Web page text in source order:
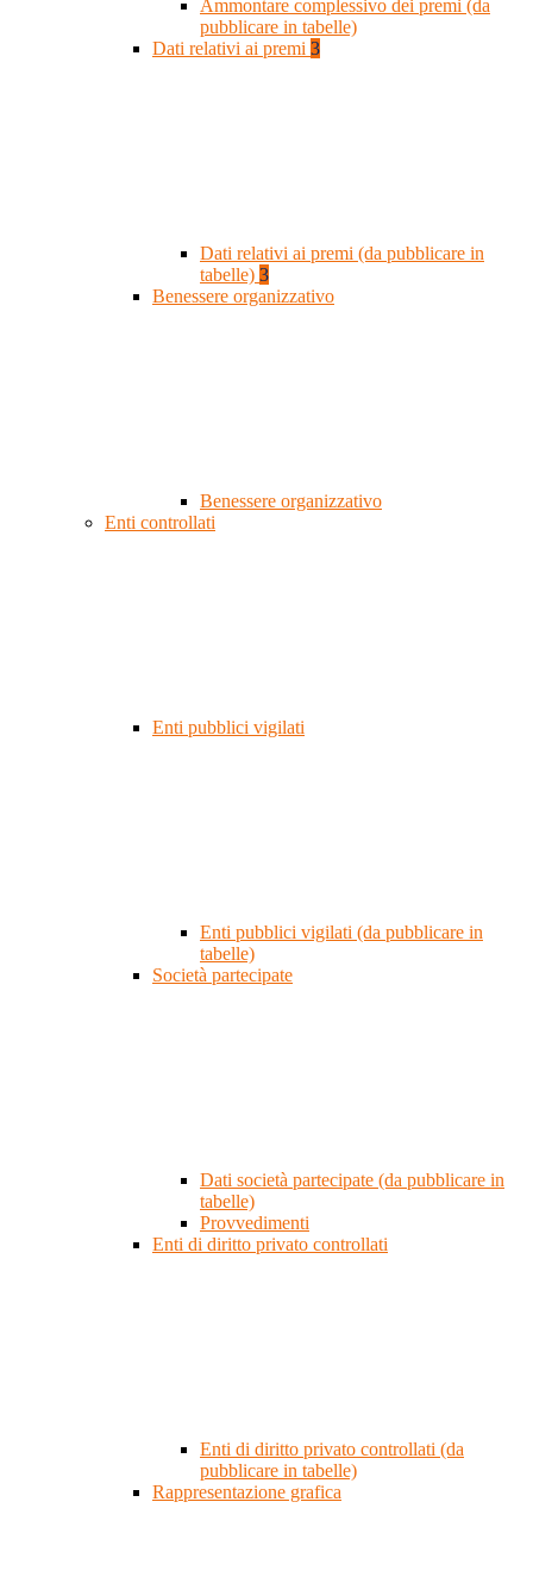
Ammontare complessivo dei premi (da
pubblicare in tabelle)
Dati relativi ai premi 3
Dati relativi ai premi (da pubblicare in
tabelle) 3
Benessere organizzativo
Benessere organizzativo
Enti controllati
Enti pubblici vigilati
Enti pubblici vigilati (da pubblicare in
tabelle)
Società partecipate
Dati società partecipate (da pubblicare in
tabelle)
Provvedimenti
Enti di diritto privato controllati
Enti di diritto privato controllati (da
pubblicare in tabelle)
Rappresentazione grafica